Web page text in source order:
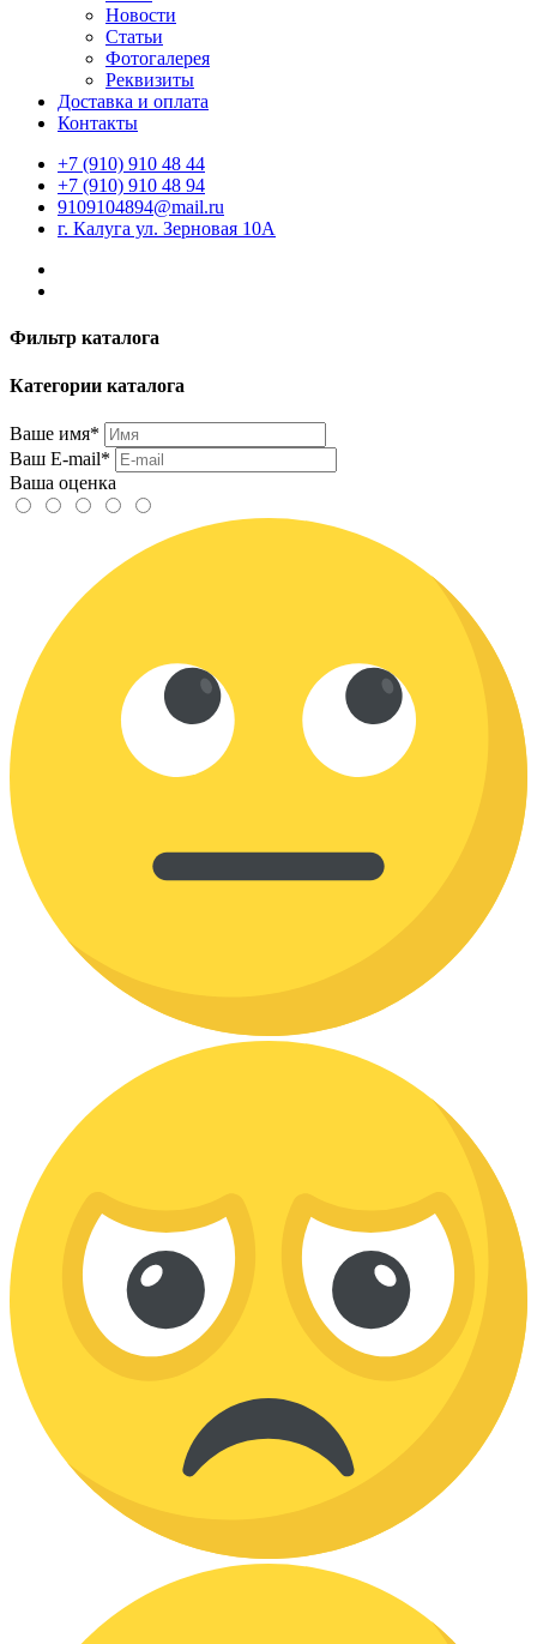
Новости
Статьи
Фотогалерея
Реквизиты
Доставка и оплата
Контакты
+7 (910) 910 48 44
+7 (910) 910 48 94
9109104894@mail.ru
г. Калуга ул. Зерновая 10А
Фильтр каталога
Категории каталога
Ваше имя*
Ваш E-mail*
Ваша оценка